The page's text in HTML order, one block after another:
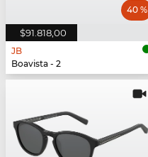
$91.818,00
40 %
JB
Boavista - 2